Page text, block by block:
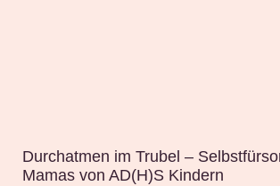
Durchatmen im Trubel –
Mamas von AD(H)S Kindern